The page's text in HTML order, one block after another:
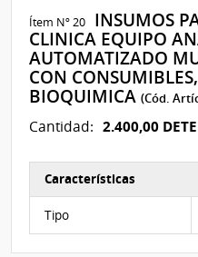
Ítem Nº 20
INSUMOS
CLINICA EQUIPO
AUTOMATIZADO
CON
BIOQUIMICA(Cód.
Cantidad: 2.400,00
Características
Tipo